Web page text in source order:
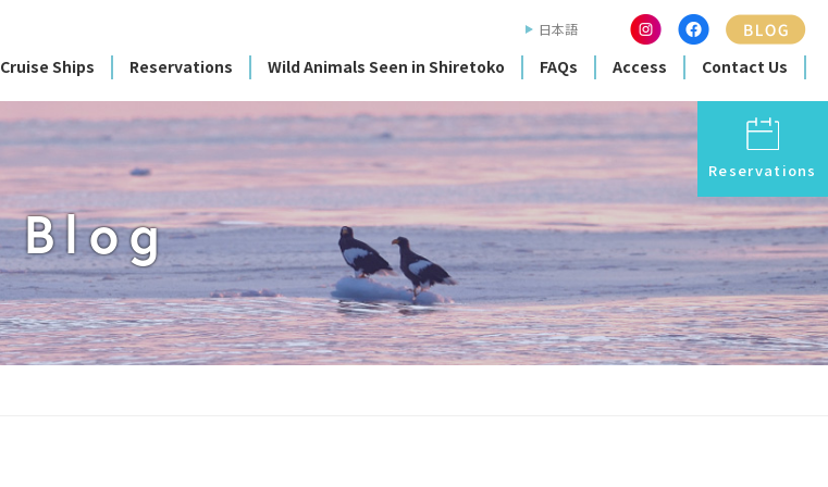
Cruise Ships Reservations Wild Animals Seen in Shiretoko FAQs Access Contact Us
日本語
Reservations
Blog